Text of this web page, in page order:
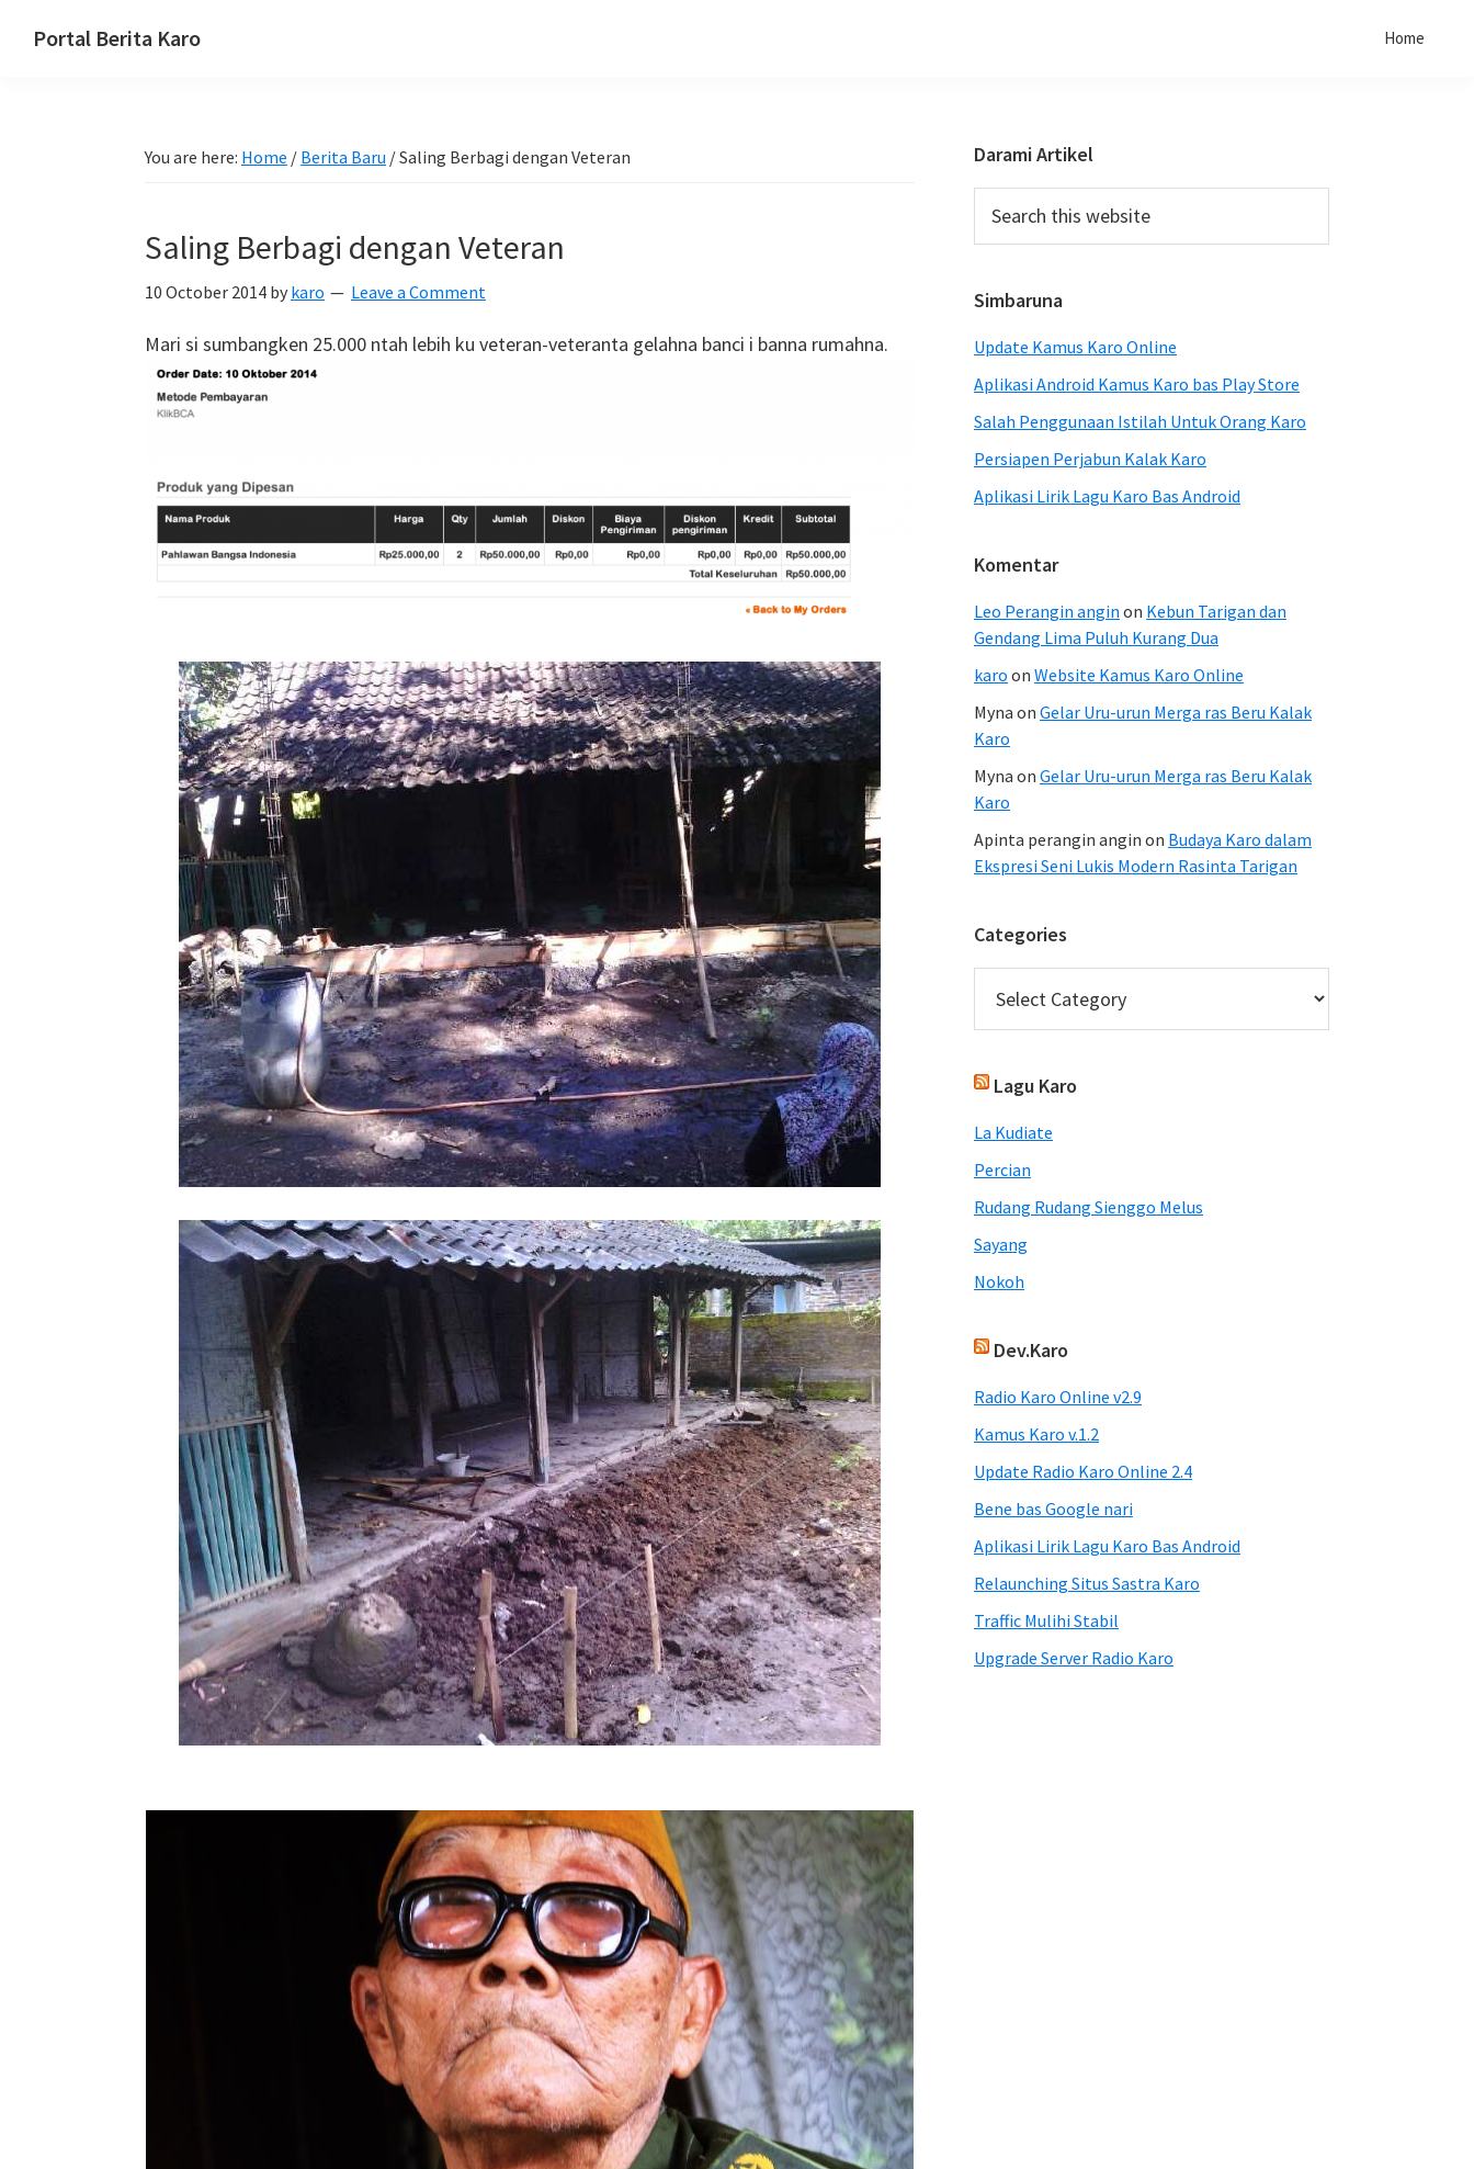
Portal Berita Karo Home
You are here: Home / Berita Baru /Saling Berbagi dengan Veteran
Saling Berbagi dengan Veteran
10 October 2014 by karo Leave a Comment
Mari si sumbangken 25.000 ntah lebih ku veteran-veteranta gelahna banci i banna rumahna.
Primary
Sidebar
Darami Artikel
this
Simbaruna
Update Kamus Karo Online
Aplikasi Android Kamus Karo bas Play Store
Salah Penggunaan Istilah Untuk Orang Karo
Persiapen Perjabun Kalak Karo
Aplikasi Lirik Lagu Karo Bas Android
Komentar
Leo Perangin angin on Kebun Tarigan dan
Gendang Lima Puluh Kurang Dua
karo on Website Kamus Karo Online
Myna on Gelar Uru-urun Merga ras Beru Kalak
Karo
Myna on Gelar Uru-urun Merga ras Beru Kalak
Karo
Apinta perangin angin on Budaya Karo dalam
Ekspresi Seni Lukis Modern Rasinta Tarigan
Categories
Lagu Karo
La Kudiate
Percian
Rudang Rudang Sienggo Melus
Sayang
Nokoh
Dev.Karo
Radio Karo Online v2.9
Kamus Karo v.1.2
Update Radio Karo Online 2.4
Bene bas Google nari
Aplikasi Lirik Lagu Karo Bas Android
Relaunching Situs Sastra Karo
Traffic Mulihi Stabil
Upgrade Server Radio Karo